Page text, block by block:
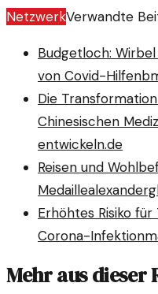
NetzwerkVerwandte
Budgetloch:
von Covid-Hilfen
Die
Chinesischen
entwickeln.de
Reisen und
Medaille
Erhöhtes Risiko
Corona-Infektion
Mehr aus dieser